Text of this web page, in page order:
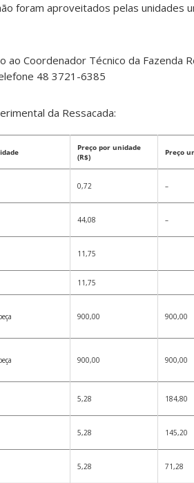
foram aproveitados pelas unidades
Coordenador Técnico da Fazenda
48 3721-6385
da Ressacada:
Preço por unidade
(R$)
Preço
0,72 –
44,08 –
11,75
11,75
900,00 900,00
900,00 900,00
5,28 184,80
5,28 145,20
5,28 71,28